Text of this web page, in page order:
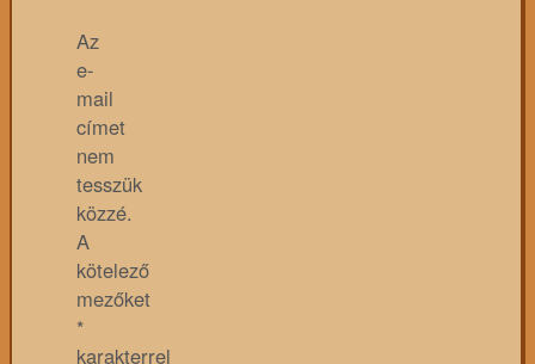
Az
e-
mail
címet
nem
tesszük
közzé.
A
kötelező
mezőket
*
karakterrel